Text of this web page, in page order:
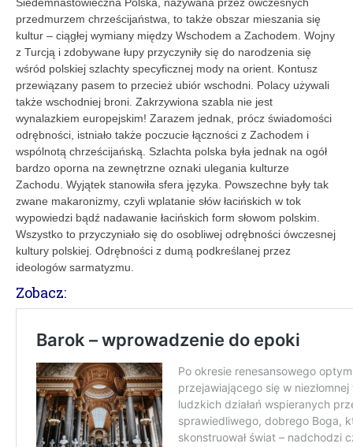
przedmurzem chrześcijaństwa, to także obszar mieszania się
kultur – ciągłej wymiany między Wschodem a Zachodem. Wojny
z Turcją i zdobywane łupy przyczyniły się do narodzenia się
wśród polskiej szlachty specyficznej mody na orient. Kontusz
przewiązany pasem to przecież ubiór wschodni. Polacy używali
także wschodniej broni. Zakrzywiona szabla nie jest
wynalazkiem europejskim! Zarazem jednak, prócz świadomości
odrębności, istniało także poczucie łącznoś­ci z Zachodem i
wspólnotą chrześcijańską. Szlachta polska była jednak na ogół
bardzo oporna na zewnętrzne oznaki ulegania kulturze
Zachodu. Wyjątek stanowiła sfera języka. Powszechne były tak
zwane makaronizmy, czyli wplatanie słów łacińskich w tok
wypowiedzi bądź nadawanie łacińskich form słowom polskim.
Wszystko to przyczyniało się do osobliwej odrębności ówczesnej
kultury polskiej. Odrębności z dumą podkreślanej przez
ideologów sarmatyzmu.
Zobacz: